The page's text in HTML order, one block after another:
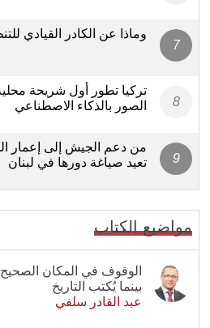
وماذا عن الكادر القيادي
تركيا تطور أول شريحة
الصور بالذكاء الاصطناعي
من دعم الجيش إلى إعمار
تعيد صياغة دورها في لبنان
مواضيع الكتاب
الوقوف في المكان الصحيح
بينما يُكتب التاريخ
عبد القادر سلفي